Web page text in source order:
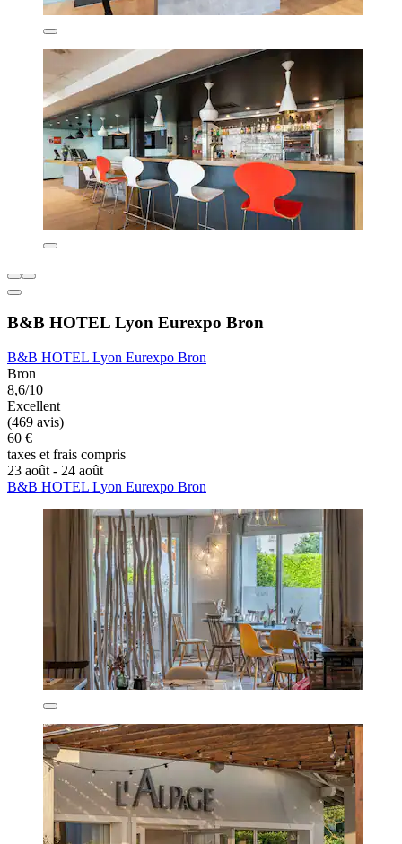
B&B HOTEL Lyon Eurexpo Bron
B&B HOTEL Lyon Eurexpo Bron
Bron
8,6/10
Excellent
(469 avis)
60 €
taxes et frais compris
23 août - 24 août
B&B HOTEL Lyon Eurexpo Bron